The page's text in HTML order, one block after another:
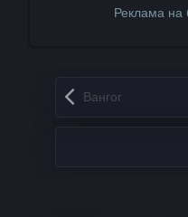
Реклама на
Запись навигация
Вангог